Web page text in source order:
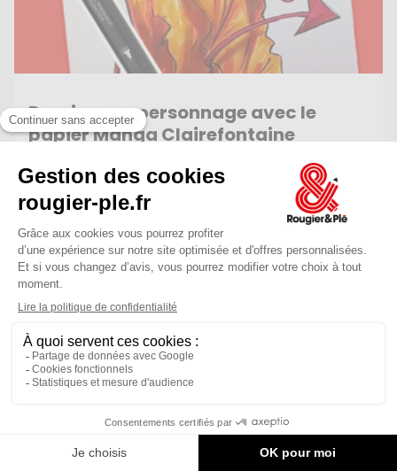
Ferme à 19:30
Dessiner un personnage avec le
papier Manga Clairefontaine
35,75 €